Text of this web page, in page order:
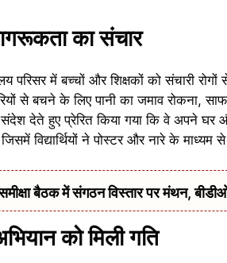
का संचार
परिसर में बच्चों और शिक्षकों को संचारी
से बचने के लिए पानी का जमाव रोकना,
संदेश देते हुए प्रेरित किया गया कि वे अपने
विद्यार्थियों ने पोस्टर और नारे के माध्यम
बैठक में संगठन विस्तार पर मंथन,
को मिली गति